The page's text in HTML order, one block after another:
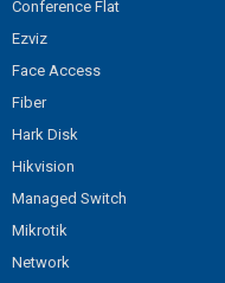
Conference Flat
Ezviz
Face Access
Fiber
Hark Disk
Hikvision
Managed Switch
Mikrotik
Network